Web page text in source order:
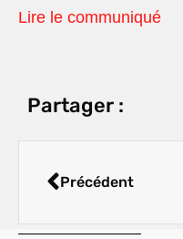
Lire le communiqué
Partager :
Précédent